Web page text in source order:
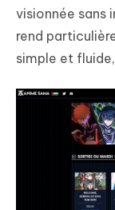
visionnée sans
rend
simple et